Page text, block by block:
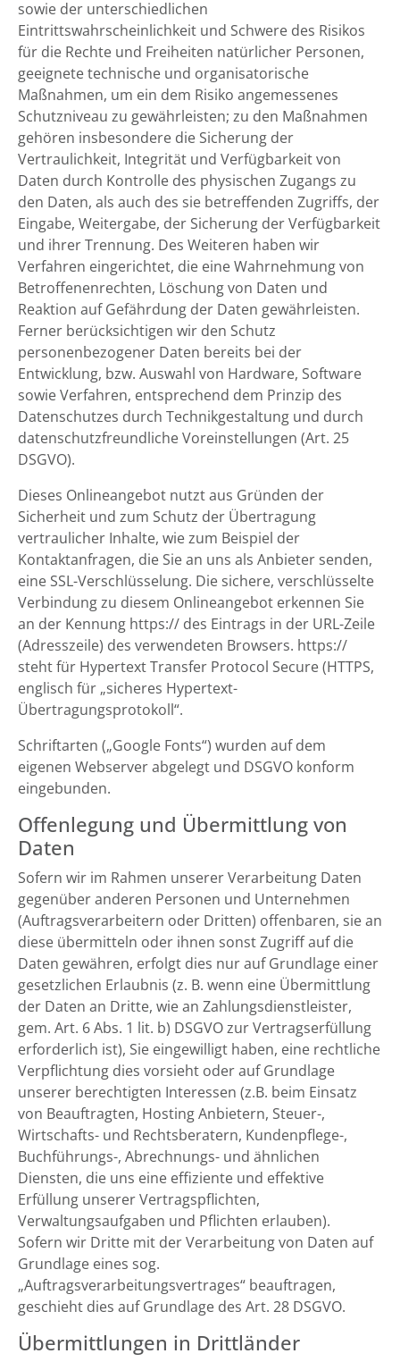
sowie der unterschiedlichen
Eintrittswahrscheinlichkeit und Schwere des Risikos
für die Rechte und Freiheiten natürlicher Personen,
geeignete technische und organisatorische
Maßnahmen, um ein dem Risiko angemessenes
Schutzniveau zu gewährleisten; zu den Maßnahmen
gehören insbesondere die Sicherung der
Vertraulichkeit, Integrität und Verfügbarkeit von
Daten durch Kontrolle des physischen Zugangs zu
den Daten, als auch des sie betreffenden Zugriffs, der
Eingabe, Weitergabe, der Sicherung der Verfügbarkeit
und ihrer Trennung. Des Weiteren haben wir
Verfahren eingerichtet, die eine Wahrnehmung von
Betroffenenrechten, Löschung von Daten und
Reaktion auf Gefährdung der Daten gewährleisten.
Ferner berücksichtigen wir den Schutz
personenbezogener Daten bereits bei der
Entwicklung, bzw. Auswahl von Hardware, Software
sowie Verfahren, entsprechend dem Prinzip des
Datenschutzes durch Technikgestaltung und durch
datenschutzfreundliche Voreinstellungen (Art. 25
DSGVO).
Dieses Onlineangebot nutzt aus Gründen der
Sicherheit und zum Schutz der Übertragung
vertraulicher Inhalte, wie zum Beispiel der
Kontaktanfragen, die Sie an uns als Anbieter senden,
eine SSL-Verschlüsselung. Die sichere, verschlüsselte
Verbindung zu diesem Onlineangebot erkennen Sie
an der Kennung https:// des Eintrags in der URL-Zeile
(Adresszeile) des verwendeten Browsers. https://
steht für Hypertext Transfer Protocol Secure (HTTPS,
englisch für „sicheres Hypertext-
Übertragungsprotokoll“.
Schriftarten („Google Fonts“) wurden auf dem
eigenen Webserver abgelegt und DSGVO konform
eingebunden.
Offenlegung und Übermittlung von
Daten
Sofern wir im Rahmen unserer Verarbeitung Daten
gegenüber anderen Personen und Unternehmen
(Auftragsverarbeitern oder Dritten) offenbaren, sie an
diese übermitteln oder ihnen sonst Zugriff auf die
Daten gewähren, erfolgt dies nur auf Grundlage einer
gesetzlichen Erlaubnis (z. B. wenn eine Übermittlung
der Daten an Dritte, wie an Zahlungsdienstleister,
gem. Art. 6 Abs. 1 lit. b) DSGVO zur Vertragserfüllung
erforderlich ist), Sie eingewilligt haben, eine rechtliche
Verpflichtung dies vorsieht oder auf Grundlage
unserer berechtigten Interessen (z.B. beim Einsatz
von Beauftragten, Hosting Anbietern, Steuer-,
Wirtschafts- und Rechtsberatern, Kundenpflege-,
Buchführungs-, Abrechnungs- und ähnlichen
Diensten, die uns eine effiziente und effektive
Erfüllung unserer Vertragspflichten,
Verwaltungsaufgaben und Pflichten erlauben).
Sofern wir Dritte mit der Verarbeitung von Daten auf
Grundlage eines sog.
„Auftragsverarbeitungsvertrages“ beauftragen,
geschieht dies auf Grundlage des Art. 28 DSGVO.
Übermittlungen in Drittländer